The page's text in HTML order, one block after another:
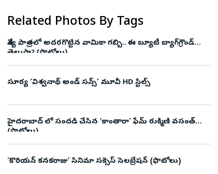
Related Photos By Tags
వేశ్య పాత్రలో అదరగొట్టిన వామికా గబ్బి.. ఈ బ్యూటీ బ్యాగ్‌గ్రౌండ్‌
తెలుసా? (ఫొటోలు)
సూర్య ‘విశ్వనాథ్ అండ్ సన్స్’ మూవీ HD స్టిల్స్
హైదరాబాద్ లో సందడి చేసిన ‘కాంతారా’ ఫేమ్‌ రుక్మిణి వసంత్‌
(ఫొటోలు)
‘కొరియన్‌ కనకరాజు’ సినిమా సక్సెస్‌ సెలబ్రేషన్‌ (ఫొటోలు)